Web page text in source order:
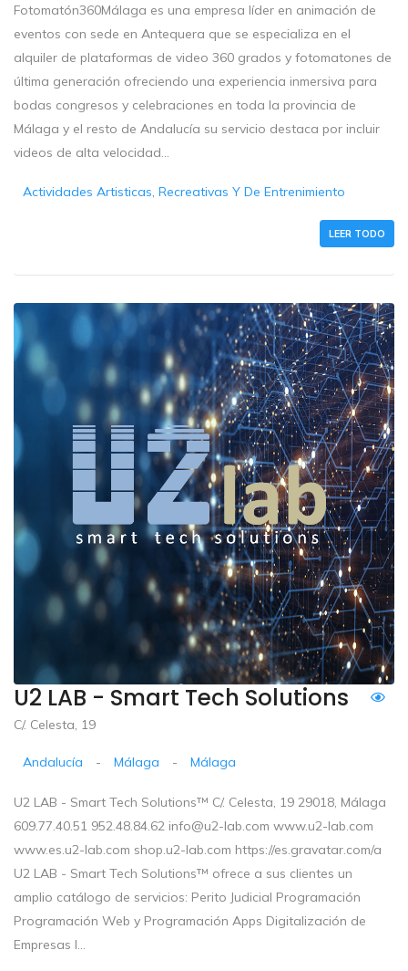
Fotomatón360Málaga es una empresa líder en animación de
eventos con sede en Antequera que se especializa en el
alquiler de plataformas de video 360 grados y fotomatones de
última generación ofreciendo una experiencia inmersiva para
bodas congresos y celebraciones en toda la provincia de
Málaga y el resto de Andalucía su servicio destaca por incluir
videos de alta velocidad...
Actividades Artisticas, Recreativas Y De Entrenimiento
LEER TODO
U2 LAB - Smart Tech Solutions
C/. Celesta, 19
Andalucía - Málaga - Málaga
U2 LAB - Smart Tech Solutions™ C/. Celesta, 19 29018, Málaga
609.77.40.51 952.48.84.62 info@u2-lab.com www.u2-lab.com
www.es.u2-lab.com shop.u2-lab.com https://es.gravatar.com/a
U2 LAB - Smart Tech Solutions™ ofrece a sus clientes un
amplio catálogo de servicios: Perito Judicial Programación
Programación Web y Programación Apps Digitalización de
Empresas I...